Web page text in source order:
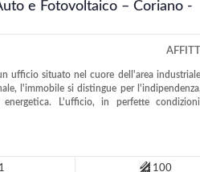
e Fotovoltaico – Coriano -
ufficio situato nel cuore dell'area
l'immobile si distingue per
L'ufficio, in perfette
1 100